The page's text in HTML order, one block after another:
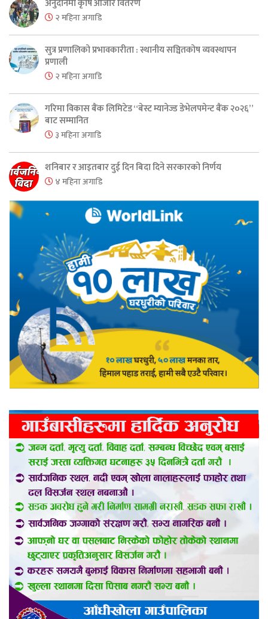
अनुदानमा कृषि औजार वितरण
२ महिना अगाडि
सुत्र प्रणालिको प्रभावकारीता : स्थानीय सञ्चितकोष व्यवस्थापन
प्रणाली
२ महिना अगाडि
गरिमा विकास बैंक लिमिटेड “बेस्ट म्यानेज्ड डेभेलपमेन्ट बैंक २०२६”
बाट सम्मानित
३ महिना अगाडि
शनिबार र आइतबार दुई दिन बिदा दिने सरकारको निर्णय
४ महिना अगाडि